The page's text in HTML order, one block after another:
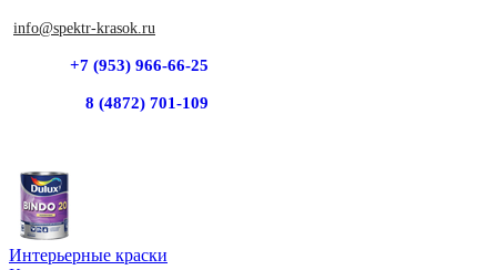
info@spektr-krasok.ru
+7 (953) 966-66-25
8 (4872) 701-109
Интерьерные краски